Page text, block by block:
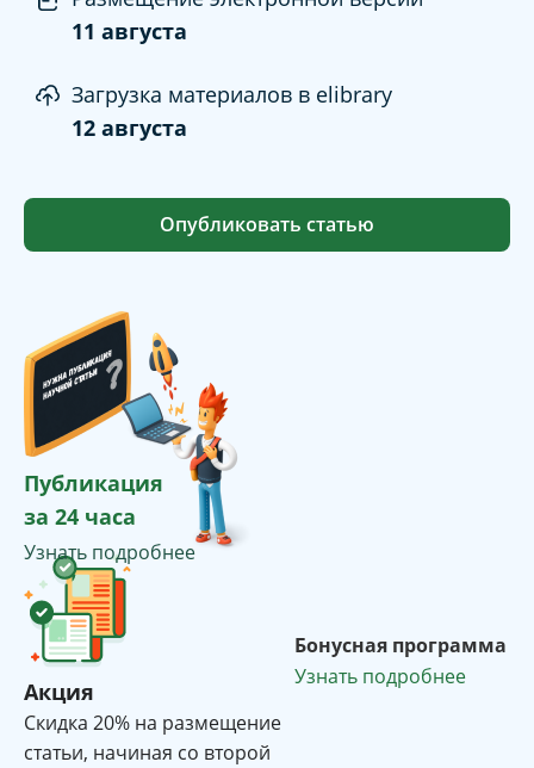
11 августа
Загрузка материалов в elibrary
12 августа
Опубликовать статью
Публикация
за 24 часа
Узнать подробнее
Акция
Cкидка 20% на размещение
статьи, начиная со второй
Бонусная программа
Узнать подробнее